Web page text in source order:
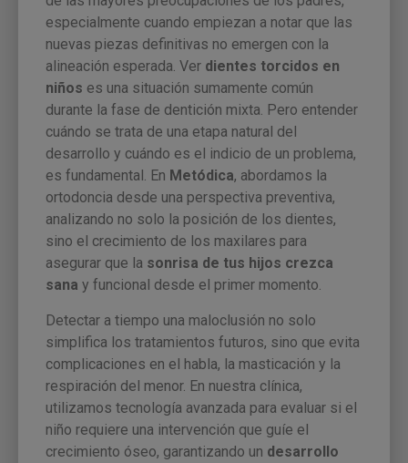
especialmente cuando empiezan a notar que las
nuevas piezas definitivas no emergen con la
alineación esperada. Ver dientes torcidos en
niños es una situación sumamente común
durante la fase de dentición mixta. Pero entender
cuándo se trata de una etapa natural del
desarrollo y cuándo es el indicio de un problema,
es fundamental. En Metódica, abordamos la
ortodoncia desde una perspectiva preventiva,
analizando no solo la posición de los dientes,
sino el crecimiento de los maxilares para
asegurar que la sonrisa de tus hijos crezca
sana y funcional desde el primer momento.
Detectar a tiempo una maloclusión no solo
simplifica los tratamientos futuros, sino que evita
complicaciones en el habla, la masticación y la
respiración del menor. En nuestra clínica,
utilizamos tecnología avanzada para evaluar si el
niño requiere una intervención que guíe el
crecimiento óseo, garantizando un desarrollo